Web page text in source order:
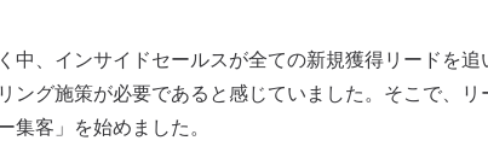
中、インサイドセールスが全ての新規獲得リードを
ング施策が必要であると感じていました。そこで、
集客」を始めました。